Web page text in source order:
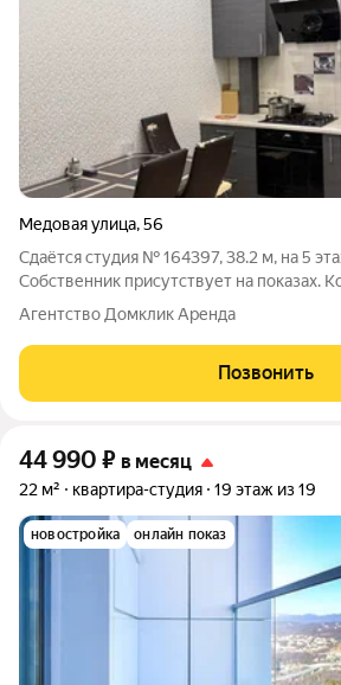
Медовая улица,56
Сдаётся студия № 164397, 38.2 м, на 5
Собственник присутствует на показах.
платежи оплачиваются отдельно.
отдельно. По условиям проживания:
питомцами. Срок минимальной
Агентство Домклик Аренда
Позвонить
44 990 ₽ в месяц
22 м² квартира-студия 19 этаж из 19
новостройка онлайн показ